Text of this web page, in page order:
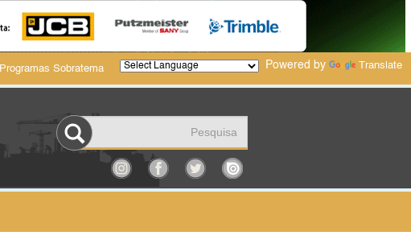
Programas Sobratema Powered by Translate